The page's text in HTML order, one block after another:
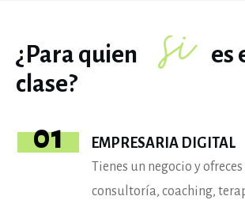
¿Para quien si
es
clase?
01 EMPRESARIA DIGITAL
Tienes un negocio y
consultoría, coaching,